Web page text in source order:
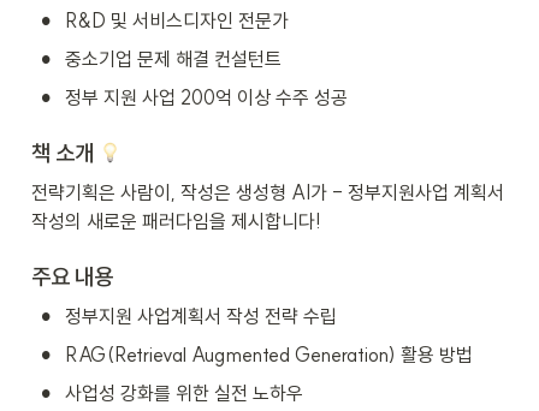
• R&D 및 서비스디자인 전문가
• 중소기업 문제 해결 컨설턴트
• 정부 지원 사업 200억 이상 수주 성공
책 소개
전략기획은 사람이, 작성은 생성형 AI가 - 정부지원사업 계획서
작성의 새로운 패러다임을 제시합니다!
주요 내용
• 정부지원 사업계획서 작성 전략 수립
• RAG(Retrieval Augmented Generation) 활용 방법
• 사업성 강화를 위한 실전 노하우